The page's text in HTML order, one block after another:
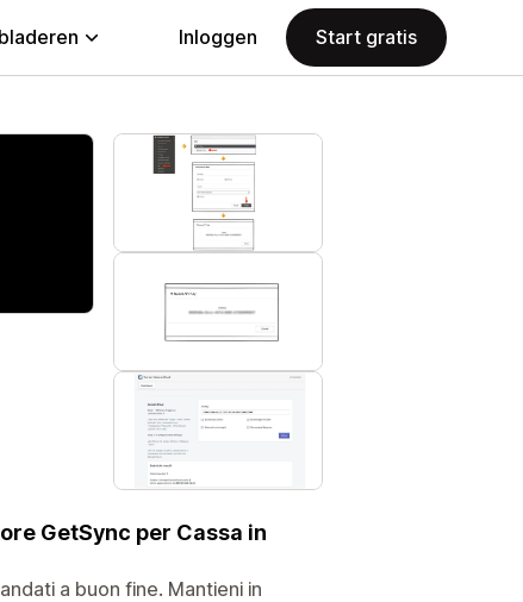
Inloggen Start gratis
GetSync per Cassa in
a buon fine. Mantieni in